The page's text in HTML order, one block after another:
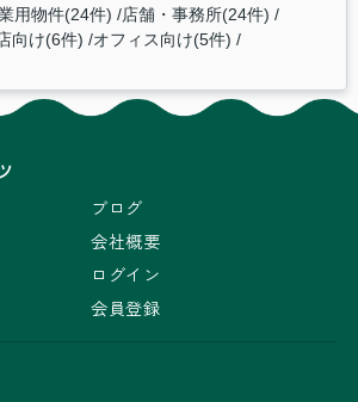
用物件(24件) 店舗・事務所(24件)
向け(6件) オフィス向け(5件)
ブログ
会社概要
ログイン
会員登録